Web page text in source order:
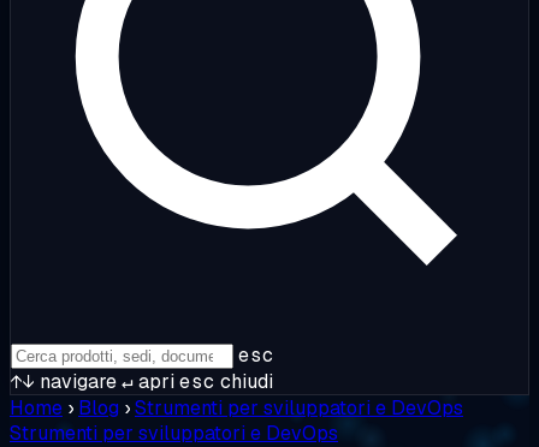
esc
↑↓ navigare↵apriesc chiudi
Home › Blog ›Strumenti per sviluppatori e DevOps
Strumenti per sviluppatori e DevOps